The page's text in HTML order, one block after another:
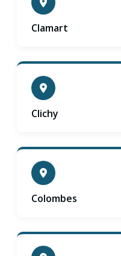
Clamart
Clichy
Colombes